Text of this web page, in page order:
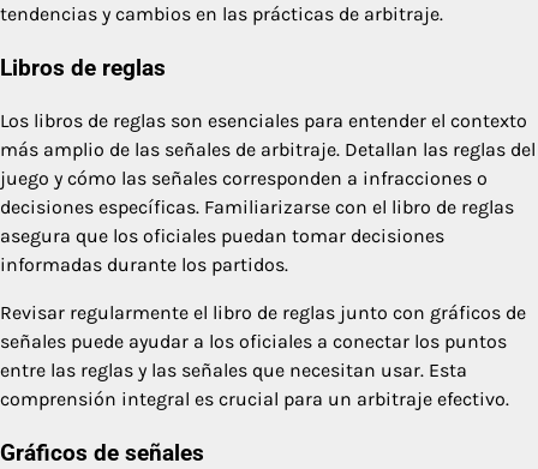
tendencias y cambios en las prácticas de arbitraje.
Libros de reglas
Los libros de reglas son esenciales para entender el contexto
más amplio de las señales de arbitraje. Detallan las reglas del
juego y cómo las señales corresponden a infracciones o
decisiones específicas. Familiarizarse con el libro de reglas
asegura que los oficiales puedan tomar decisiones
informadas durante los partidos.
Revisar regularmente el libro de reglas junto con gráficos de
señales puede ayudar a los oficiales a conectar los puntos
entre las reglas y las señales que necesitan usar. Esta
comprensión integral es crucial para un arbitraje efectivo.
Gráficos de señales